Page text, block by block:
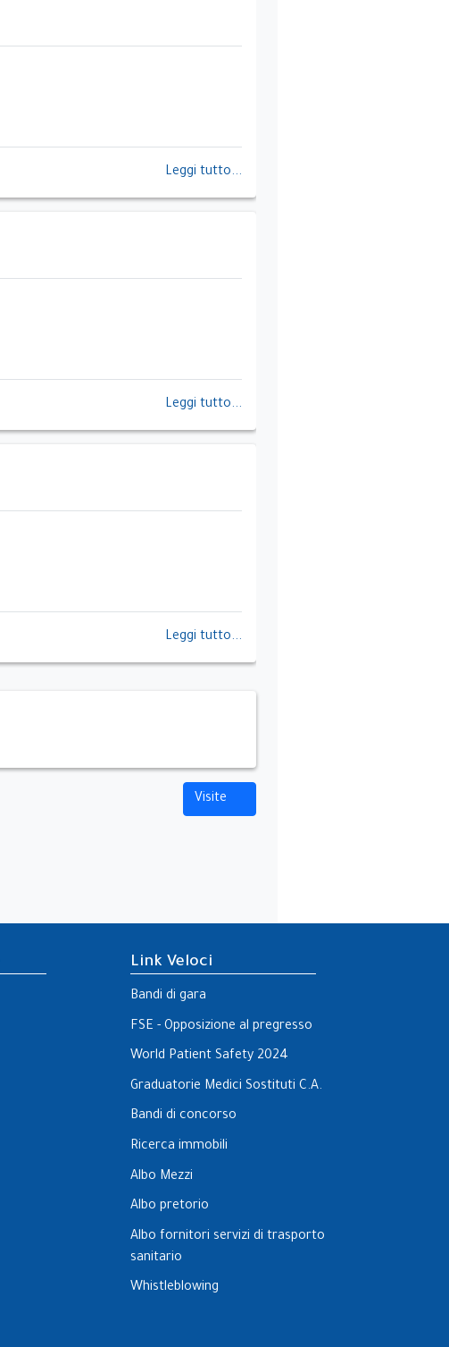
Leggi tutto...
Leggi tutto...
Leggi tutto...
Visite
Link Veloci
Bandi di gara
FSE - Opposizione al pregresso
World Patient Safety 2024
Graduatorie Medici Sostituti C.A.
Bandi di concorso
Ricerca immobili
Albo Mezzi
Albo pretorio
Albo fornitori servizi di trasporto
sanitario
Whistleblowing